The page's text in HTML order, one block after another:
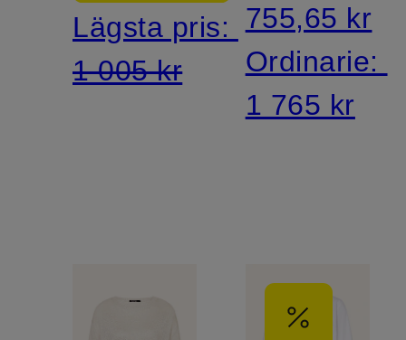
Lägsta pris:
1 005 kr
755,65 kr
Ordinarie:
1 765 kr